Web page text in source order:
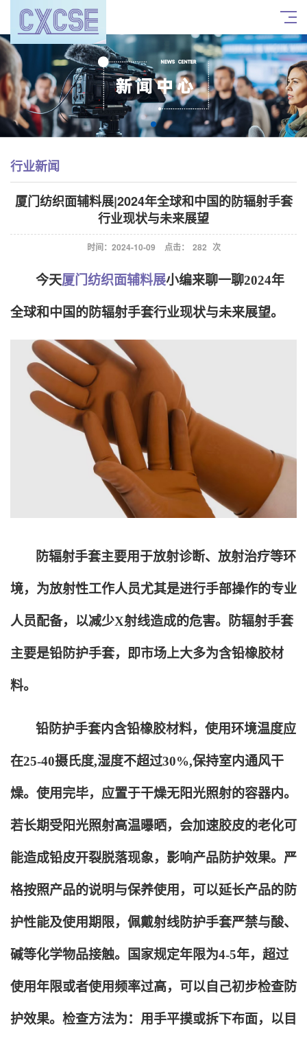
行业新闻
厦门纺织面辅料展|2024年全球和中国的防辐射手套
行业现状与未来展望
时间：2024-10-09 点击： 282 次
今天厦门纺织面辅料展小编来聊一聊2024年
全球和中国的防辐射手套行业现状与未来展望。
防辐射手套主要用于放射诊断、放射治疗等环
境，为放射性工作人员尤其是进行手部操作的专业
人员配备，以减少X射线造成的危害。防辐射手套
主要是铅防护手套，即市场上大多为含铅橡胶材
料。
铅防护手套内含铅橡胶材料，使用环境温度应
在25-40摄氏度,湿度不超过30%,保持室内通风干
燥。使用完毕，应置于干燥无阳光照射的容器内。
若长期受阳光照射高温曝晒，会加速胶皮的老化可
能造成铅皮开裂脱落现象，影响产品防护效果。严
格按照产品的说明与保养使用，可以延长产品的防
护性能及使用期限，佩戴射线防护手套严禁与酸、
碱等化学物品接触。国家规定年限为4-5年，超过
使用年限或者使用频率过高，可以自己初步检查防
护效果。检查方法为：用手平摸或拆下布面，以目